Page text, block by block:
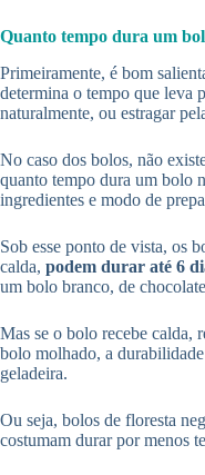
Quanto tempo dura um
Primeiramente, é bom
determina o tempo que leva
naturalmente, ou estragar
No caso dos bolos, não
quanto tempo dura um bolo
ingredientes e modo de
Sob esse ponto de vista, os
calda, podem durar até 6
um bolo branco, de
Mas se o bolo recebe calda,
bolo molhado, a
geladeira.
Ou seja, bolos de floresta
costumam durar por menos